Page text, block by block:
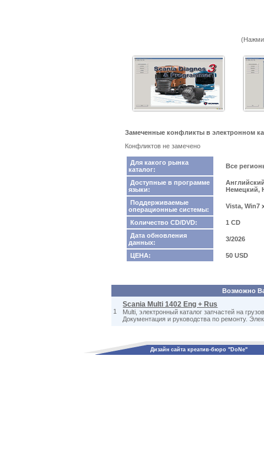
Замеченные конфликты в электронном
Конфликтов не замечено
Для какого рынка
каталог:
Все
Доступные в программе
языки:
Немецкий,
Поддерживаемые
операционные системы:
Vista, Win7
Количество CD/DVD:
1 CD
Дата обновления
данных:
3/2026
ЦЕНА: 50 USD
Возможно
1
Scania Multi 1402 Eng + Rus
Multi, электронный каталог запчастей на
Документация и руководства по ремонту.
Дизайн сайта креатив-бюро "DoNe"